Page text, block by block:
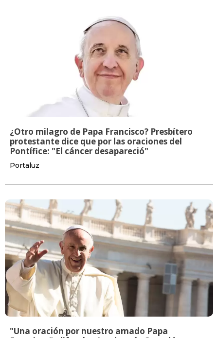
¿Otro milagro de Papa Francisco? Presbítero
protestante dice que por las oraciones del
Pontífice: "El cáncer desapareció"
Portaluz
"Una oración por nuestro amado Papa